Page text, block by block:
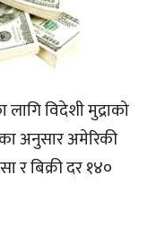
विदेशी मुद्राको
अनुसार अमेरिकी
र बिक्री दर १४०